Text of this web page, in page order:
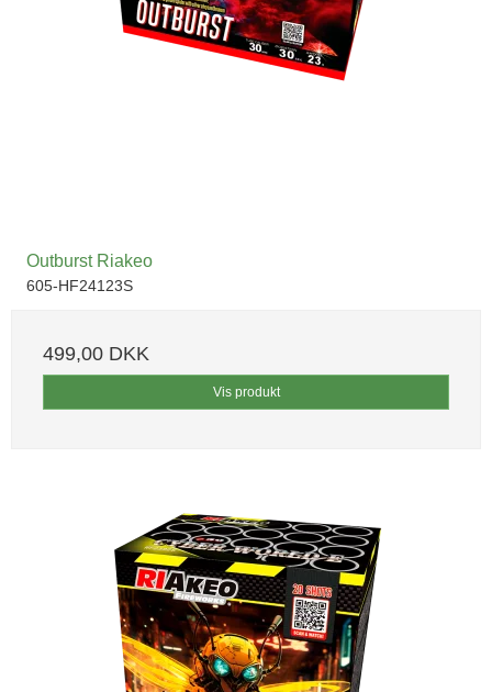
Outburst Riakeo
605-HF24123S
499,00 DKK
Vis produkt